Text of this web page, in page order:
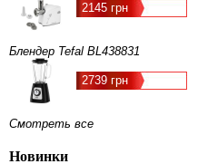
2145 грн
Блендер Tefal BL438831
2739 грн
Смотреть все
Новинки